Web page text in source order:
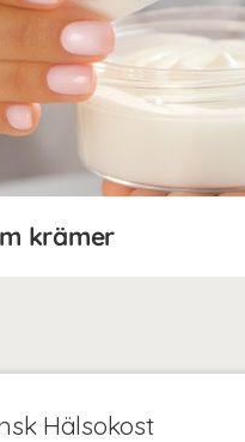
Hälsokost
krämer